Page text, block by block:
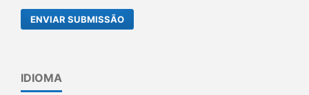
ENVIAR SUBMISSÃO
IDIOMA